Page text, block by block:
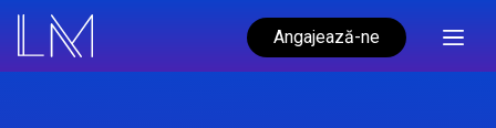
Angajează-ne